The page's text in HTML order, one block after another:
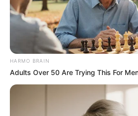
– Add oda a lánynak, hogy
És leült. A szomorúság gyorsan
biztosan tudta, hogy meg fogja
boldogságát!
A gyárban találkoztam Mihaillel,
HARMO BRAIN
Adults Over 50 Are Trying This For